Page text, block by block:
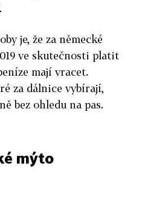
je, že za německé
ve skutečnosti platit
mají vracet.
za dálnice vybírají,
bez ohledu na pas.
mýto